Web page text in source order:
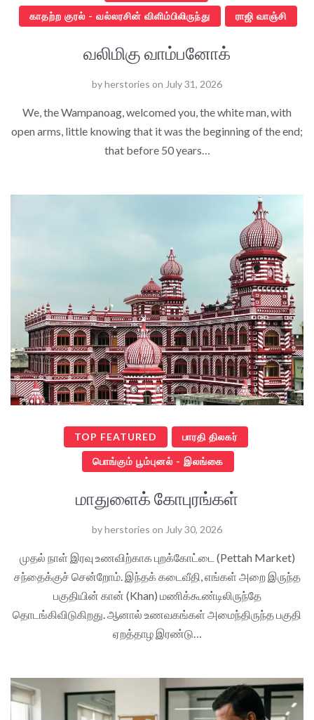
காதற்ற குரல் - வல்லரசின் விளிம்பிலிருந்து ராஜி வாஞ்சி
வலிமிகு வாம்பனோக்
byherstories on July 31, 2026
We, the Wampanoag, welcomed you, the white man, with
open arms, little knowing that it was the beginning of the end;
that before 50 years…
TOP FEATURED பாரதி திலகர்
பொங்கும் பூம்புனல் - இலங்கை
மாதுளைக் கோபுரங்கள்
byherstories on July 30, 2026
முதல் நாள் இரவு உணவிற்காக புறக்கோட்டை (Pettah Market)
சந்தைக்குச் சென்றோம். இந்தக் கடைவீதி, எங்கள் அறை இருந்த
பகுதியின் கான் (Khan) மணிக்கூண்டிலிருந்தே
தொடங்கிவிடுகிறது. ஆனால் உணவகங்கள் அமைந்திருந்த பகுதி
ஏறத்தாழ இரண்டு…